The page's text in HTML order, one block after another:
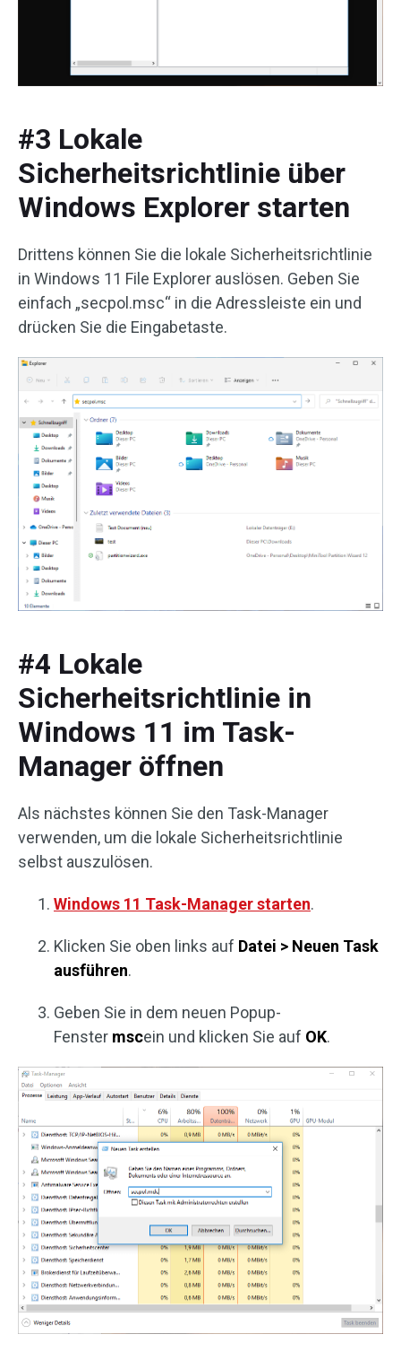
#3 Lokale
Sicherheitsrichtlinie über
Windows Explorer starten
Drittens können Sie die lokale Sicherheitsrichtlinie
in Windows 11 File Explorer auslösen. Geben Sie
einfach „secpol.msc“ in die Adressleiste ein und
drücken Sie die Eingabetaste.
#4 Lokale
Sicherheitsrichtlinie in
Windows 11 im Task-
Manager öffnen
Als nächstes können Sie den Task-Manager
verwenden, um die lokale Sicherheitsrichtlinie
selbst auszulösen.
Windows 11 Task-Manager starten.
Klicken Sie oben links auf Datei > Neuen Task
ausführen.
Geben Sie in dem neuen Popup-
Fenster mscein und klicken Sie auf OK.